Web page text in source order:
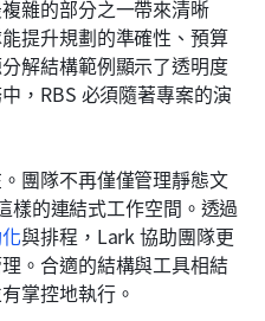
雜的部分之一帶來清晰
提升規劃的準確性、預算
解結構範例顯示了透明度
，RBS 必須隨著專案的演
團隊不再僅僅管理靜態文
樣的連結式工作空間。透過
與排程，Lark 協助團隊更
。合適的結構與工具相結
掌控地執行。